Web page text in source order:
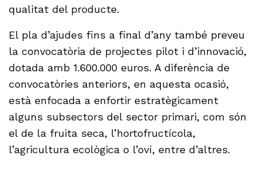
qualitat del producte.
El pla d’ajudes fins a final d’any també preveu
la convocatòria de projectes pilot i d’innovació,
dotada amb 1.600.000 euros. A diferència de
convocatòries anteriors, en aquesta ocasió,
està enfocada a enfortir estratègicament
alguns subsectors del sector primari, com són
el de la fruita seca, l’hortofructícola,
l’agricultura ecològica o l’oví, entre d’altres.